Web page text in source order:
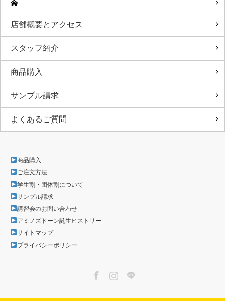
店舗概要とアクセス
スタッフ紹介
商品購入
サンプル請求
よくあるご質問
商品購入
ご注文方法
学生割・団体割について
サンプル請求
講習会のお問い合わせ
アミノズドーン誕生ヒストリー
サイトマップ
プライバシーポリシー